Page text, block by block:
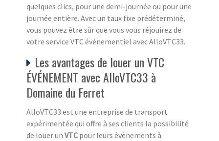
quelques clics, pour une demi-journée ou pour une
journée entière. Avec un taux fixe prédéterminé,
vous pouvez être sûr que vous vous réjouirez de
votre service VTC événementiel avec AlloVTC33.
Les avantages de louer un VTC
ÉVÉNEMENT avec AlloVTC33 à
Domaine du Ferret
AlloVTC33 est une entreprise de transport
expérimentée qui offre à ses clients la possibilité
de louer un VTC pour leurs évènements à